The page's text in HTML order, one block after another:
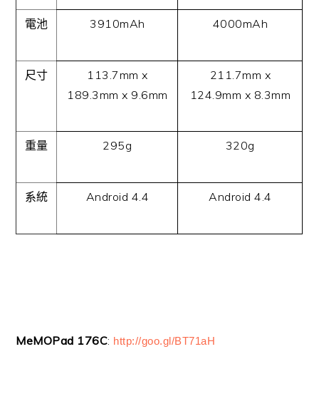
電池 3910mAh 4000mAh
尺寸
113.7mm x
189.3mm x 9.6mm
211.7mm x
124.9mm x 8.3mm
重量 295g 320g
系統 Android 4.4 Android 4.4
MeMOPad 176C: http://goo.gl/BT71aH